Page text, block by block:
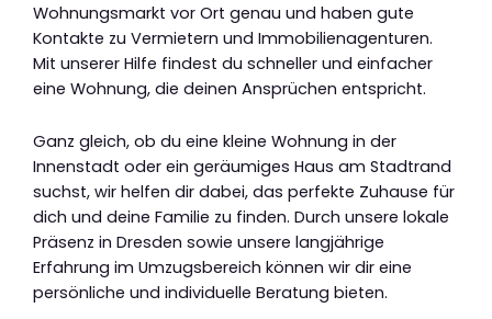
Wohnungsmarkt vor Ort genau und haben gute
Kontakte zu Vermietern und Immobilienagenturen.
Mit unserer Hilfe findest du schneller und einfacher
eine Wohnung, die deinen Ansprüchen entspricht.
Ganz gleich, ob du eine kleine Wohnung in der
Innenstadt oder ein geräumiges Haus am Stadtrand
suchst, wir helfen dir dabei, das perfekte Zuhause für
dich und deine Familie zu finden. Durch unsere lokale
Präsenz in Dresden sowie unsere langjährige
Erfahrung im Umzugsbereich können wir dir eine
persönliche und individuelle Beratung bieten.